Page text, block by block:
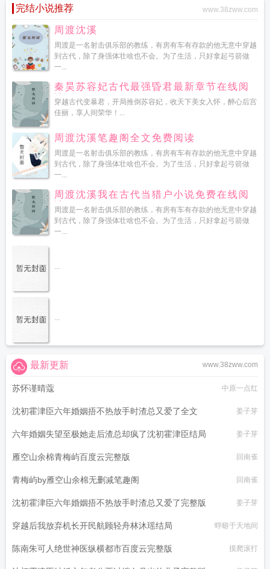
完结小说推荐 www.38zww.com
周渡沈溪
周渡是一名射击俱乐部的教练，有房有车有存款的他无意中穿越
到古代，除了身强体壮啥也不会。为了生活，只好拿起弓箭做
一...
秦昊苏容妃古代最强昏君最新章节在线阅
读
穿越古代变暴君，开局推倒苏容妃，收天下美女入怀，醉心后宫
佳丽，享人间荣华！...
周渡沈溪笔趣阁全文免费阅读
周渡是一名射击俱乐部的教练，有房有车有存款的他无意中穿越
到古代，除了身强体壮啥也不会。为了生活，只好拿起弓箭做
一...
周渡沈溪我在古代当猎户小说免费在线阅
读
周渡是一名射击俱乐部的教练，有房有车有存款的他无意中穿越
到古代，除了身强体壮啥也不会。为了生活，只好拿起弓箭做
一...
...
...
www.38zww.com
最新更新
苏怀谨晴蔻 中原一点红
沈初霍津臣六年婚姻捂不热放手时渣总又爱了全文 姜子芽
六年婚姻失望至极她走后渣总却疯了沈初霍津臣结局 姜子芽
雁空山余棉青梅屿百度云完整版 回南雀
青梅屿by雁空山余棉无删减笔趣阁 回南雀
沈初霍津臣六年婚姻捂不热放手时渣总又爱了完整版 姜子芽
穿越后我放弃机长开民航顾轻舟林沐瑶结局 蜉蝣于天地间
陈南朱可人绝世神医纵横都市百度云完整版 摸爬滚打